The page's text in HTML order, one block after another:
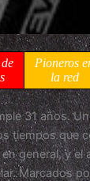
Pioneros
la red
31 años.
tiempos que
general, y el
Marcados